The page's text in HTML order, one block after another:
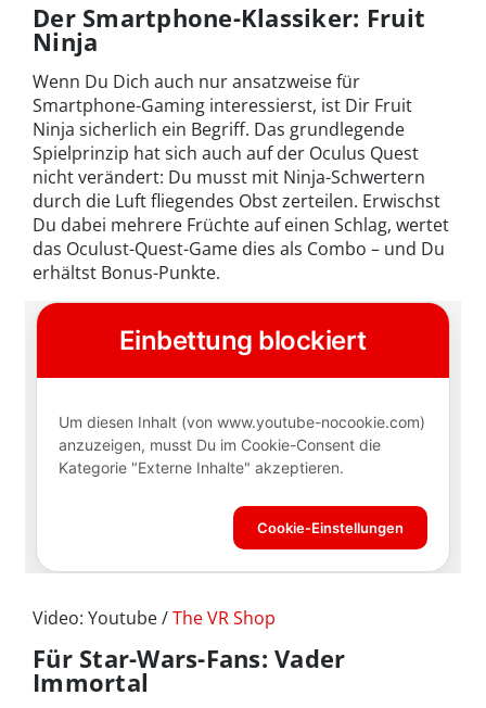
Der Smartphone-Klassiker: Fruit
Ninja
Wenn Du Dich auch nur ansatzweise für
Smartphone-Gaming interessierst, ist Dir Fruit
Ninja sicherlich ein Begriff. Das grundlegende
Spielprinzip hat sich auch auf der Oculus Quest
nicht verändert: Du musst mit Ninja-Schwertern
durch die Luft fliegendes Obst zerteilen. Erwischst
Du dabei mehrere Früchte auf einen Schlag, wertet
das Oculust-Quest-Game dies als Combo – und Du
erhältst Bonus-Punkte.
Video: Youtube /The VR Shop
Für Star-Wars-Fans: Vader
Immortal